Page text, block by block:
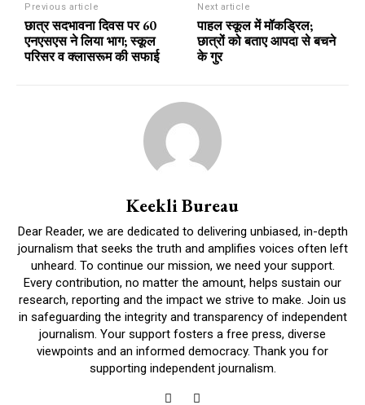
Previous article
छात्र सदभावना दिवस पर 60
एनएसएस ने लिया भाग; स्कूल
परिसर व क्लासरूम की सफाई
Next article
पाहल स्कूल में मॉकड्रिल;
छात्रों को बताए आपदा से बचने
के गुर
Keekli Bureau
Dear Reader, we are dedicated to delivering unbiased, in-depth
journalism that seeks the truth and amplifies voices often left
unheard. To continue our mission, we need your support.
Every contribution, no matter the amount, helps sustain our
research, reporting and the impact we strive to make. Join us
in safeguarding the integrity and transparency of independent
journalism. Your support fosters a free press, diverse
viewpoints and an informed democracy. Thank you for
supporting independent journalism.